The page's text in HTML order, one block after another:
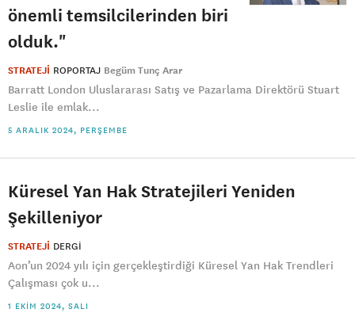
önemli temsilcilerinden biri
olduk."
STRATEJİ ROPORTAJ Begüm Tunç Arar
Barratt London Uluslararası Satış ve Pazarlama Direktörü Stuart
Leslie ile emlak...
5 ARALIK 2024, PERŞEMBE
Küresel Yan Hak Stratejileri Yeniden
Şekilleniyor
STRATEJİ DERGI
Aon’un 2024 yılı için gerçekleştirdiği Küresel Yan Hak Trendleri
Çalışması çok u...
1 EKIM 2024, SALI